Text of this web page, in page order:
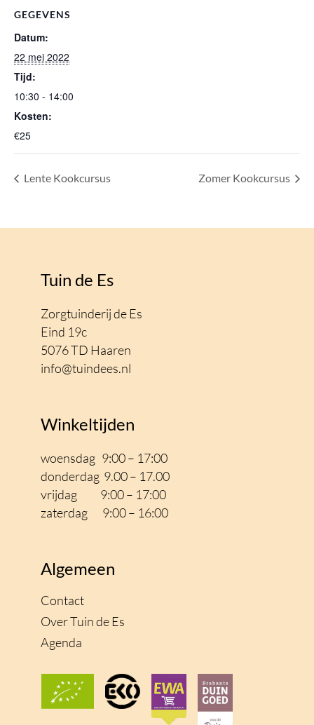
GEGEVENS
Datum:
22 mei 2022
Tijd:
10:30 - 14:00
Kosten:
€25
Lente Kookcursus Zomer Kookcursus
Tuin de Es
Zorgtuinderij de Es
Eind 19c
5076 TD Haaren
info@tuindees.nl
Winkeltijden
woensdag 9:00 – 17:00
donderdag 9.00 – 17.00
vrijdag 9:00 – 17:00
zaterdag 9:00 – 16:00
Algemeen
Contact
Over Tuin de Es
Agenda